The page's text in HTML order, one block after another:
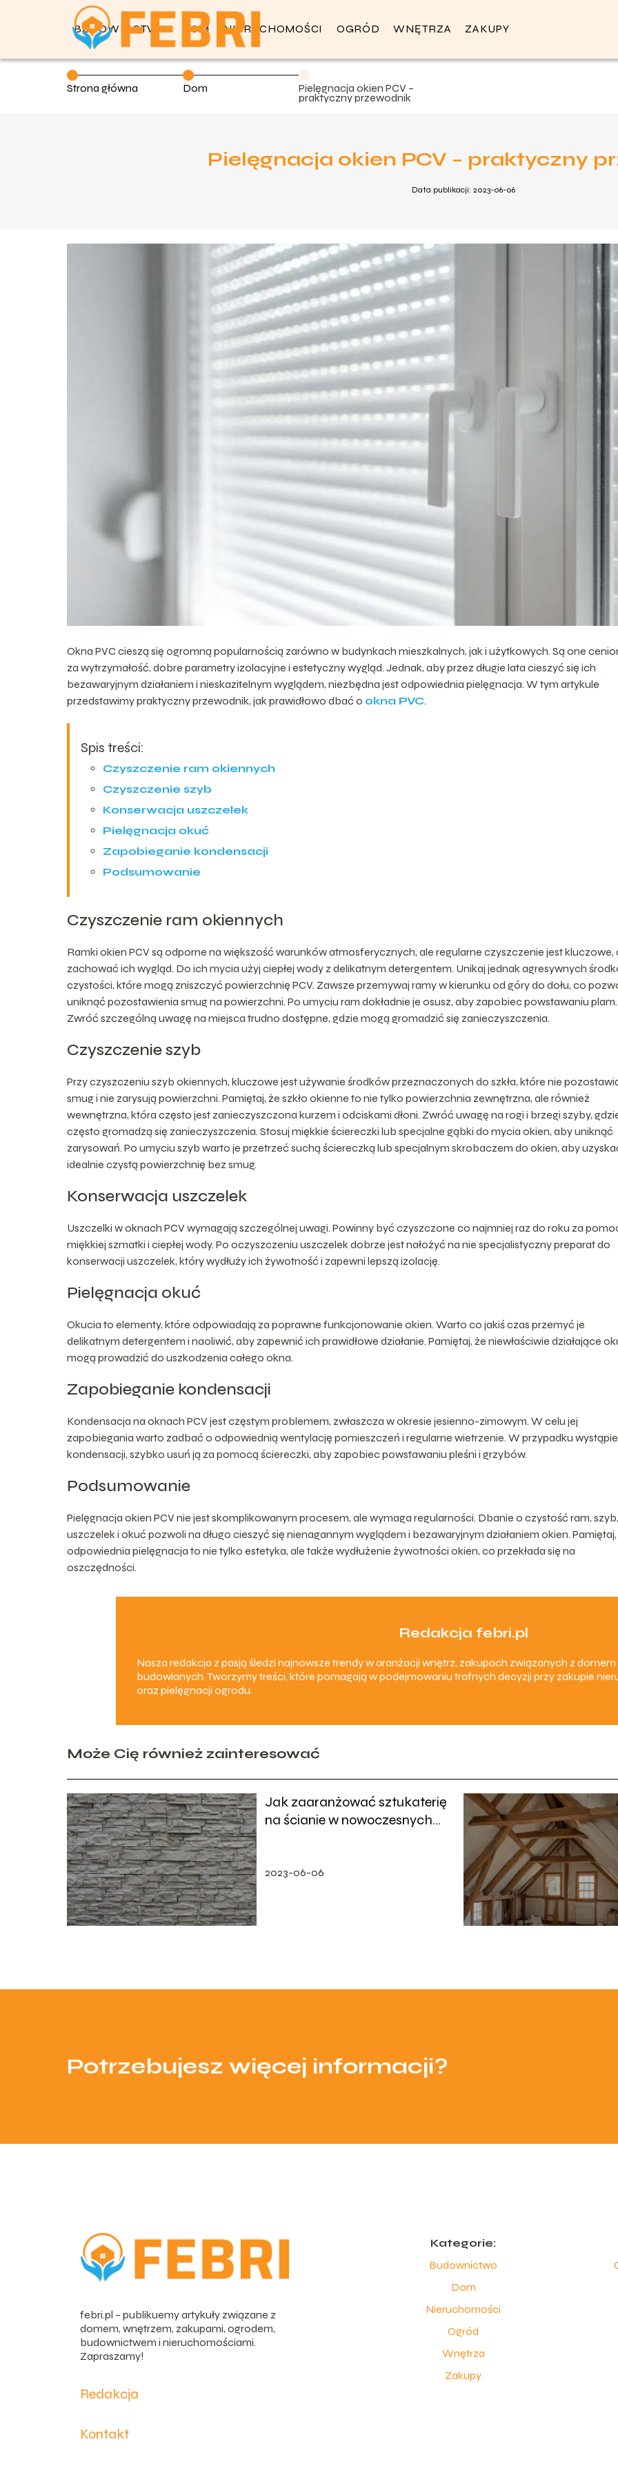
BUDOWNICTWO DOM NIERUCHOMOŚCI OGRÓD WNĘTRZA ZAKUPY
Strona główna Dom Pielęgnacja okien PCV –
praktyczny przewodnik
Pielęgnacja okien PCV – praktyczny
Data publikacji: 2023-06-06
Okna PVC cieszą się ogromną popularnością zarówno w budynkach mieszkalnych, jak i użytkowych. Są one
za wytrzymałość, dobre parametry izolacyjne i estetyczny wygląd. Jednak, aby przez długie lata cieszyć się ich
bezawaryjnym działaniem i nieskazitelnym wyglądem, niezbędna jest odpowiednia pielęgnacja. W tym artykule
przedstawimy praktyczny przewodnik, jak prawidłowo dbać o okna PVC.
Spis treści:
Czyszczenie ram okiennych
Czyszczenie szyb
Konserwacja uszczelek
Pielęgnacja okuć
Zapobieganie kondensacji
Podsumowanie
Czyszczenie ram okiennych
Ramki okien PCV są odporne na większość warunków atmosferycznych, ale regularne czyszczenie jest kluczowe,
zachować ich wygląd. Do ich mycia użyj ciepłej wody z delikatnym detergentem. Unikaj jednak agresywnych
czystości, które mogą zniszczyć powierzchnię PCV. Zawsze przemywaj ramy w kierunku od góry do dołu, co
uniknąć pozostawienia smug na powierzchni. Po umyciu ram dokładnie je osusz, aby zapobiec powstawaniu plam.
Zwróć szczególną uwagę na miejsca trudno dostępne, gdzie mogą gromadzić się zanieczyszczenia.
Czyszczenie szyb
Przy czyszczeniu szyb okiennych, kluczowe jest używanie środków przeznaczonych do szkła, które nie
smug i nie zarysują powierzchni. Pamiętaj, że szkło okienne to nie tylko powierzchnia zewnętrzna, ale również
wewnętrzna, która często jest zanieczyszczona kurzem i odciskami dłoni. Zwróć uwagę na rogi i brzegi szyby,
często gromadzą się zanieczyszczenia. Stosuj miękkie ściereczki lub specjalne gąbki do mycia okien, aby uniknąć
zarysowań. Po umyciu szyb warto je przetrzeć suchą ściereczką lub specjalnym skrobaczem do okien, aby
idealnie czystą powierzchnię bez smug.
Konserwacja uszczelek
Uszczelki w oknach PCV wymagają szczególnej uwagi. Powinny być czyszczone co najmniej raz do roku za
miękkiej szmatki i ciepłej wody. Po oczyszczeniu uszczelek dobrze jest nałożyć na nie specjalistyczny preparat do
konserwacji uszczelek, który wydłuży ich żywotność i zapewni lepszą izolację.
Pielęgnacja okuć
Okucia to elementy, które odpowiadają za poprawne funkcjonowanie okien. Warto co jakiś czas przemyć je
delikatnym detergentem i naoliwić, aby zapewnić ich prawidłowe działanie. Pamiętaj, że niewłaściwie działające
mogą prowadzić do uszkodzenia całego okna.
Zapobieganie kondensacji
Kondensacja na oknach PCV jest częstym problemem, zwłaszcza w okresie jesienno-zimowym. W celu jej
zapobiegania warto zadbać o odpowiednią wentylację pomieszczeń i regularne wietrzenie. W przypadku
kondensacji, szybko usuń ją za pomocą ściereczki, aby zapobiec powstawaniu pleśni i grzybów.
Podsumowanie
Pielęgnacja okien PCV nie jest skomplikowanym procesem, ale wymaga regularności. Dbanie o czystość ram, szyb,
uszczelek i okuć pozwoli na długo cieszyć się nienagannym wyglądem i bezawaryjnym działaniem okien.
odpowiednia pielęgnacja to nie tylko estetyka, ale także wydłużenie żywotności okien, co przekłada się na
oszczędności.
Redakcja febri.pl
Nasza redakcja z pasją śledzi najnowsze trendy w aranżacji wnętrz, zakupach związanych z
budowlanych. Tworzymy treści, które pomagają w podejmowaniu trafnych decyzji przy zakupie
oraz pielęgnacji ogrodu.
Może Cię również zainteresować
Jak zaaranżować sztukaterię
na ścianie w nowoczesnych
2023-06-06
Potrzebujesz więcej informacji?
febri.pl – publikuemy artykuły związane z
domem, wnętrzem, zakupami, ogrodem,
budownictwem i nieruchomościami.
Zapraszamy!
Redakcja
Kontakt
Kategorie:
Budownictwo
Dom
Nieruchomości
Ogród
Wnętrza
Zakupy